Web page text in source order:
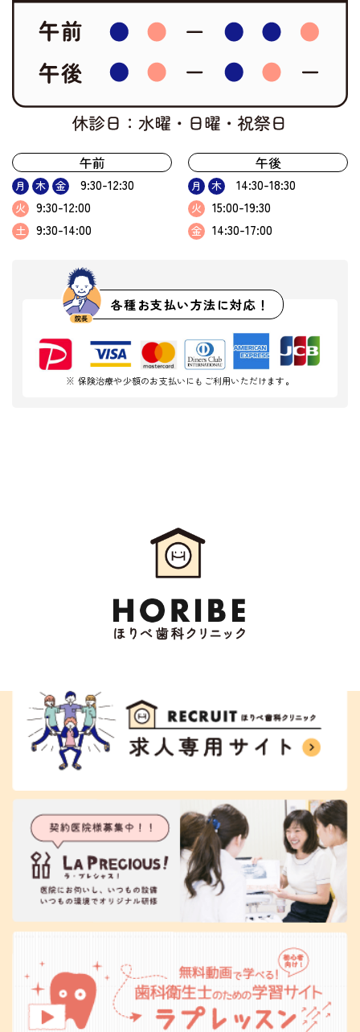
午前
月 木 金 9:30-12:30
火 9:30-12:00
土 9:30-14:00
午後
月 木 14:30-18:30
火 15:00-19:30
金 14:30-17:00
各種お支払い方法に対応！
※ 保険治療や少額のお支払いにもご利用いただけます。